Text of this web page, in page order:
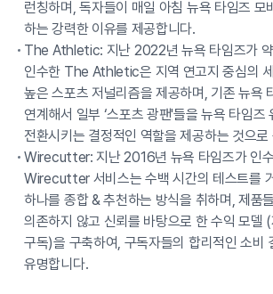
런칭하며, 독자들이 매일 아침 뉴욕 타임즈 모
하는 강력한 이유를 제공합니다.
The Athletic: 지난 2022년 뉴욕 타임즈가 약
인수한 The Athletic은 지역 연고지 중심의
높은 스포츠 저널리즘을 제공하며, 기존 뉴욕
연계해서 일부 ‘스포츠 광팬'들을 뉴욕 타임즈
전환시키는 결정적인 역할을 제공하는 것으로
Wirecutter: 지난 2016년 뉴욕 타임즈가 인
Wirecutter 서비스는 수백 시간의 테스트를
하나를 종합 & 추천하는 방식을 취하며, 제품
의존하지 않고 신뢰를 바탕으로 한 수익 모델
구독)을 구축하여, 구독자들의 합리적인 소비
유명합니다.